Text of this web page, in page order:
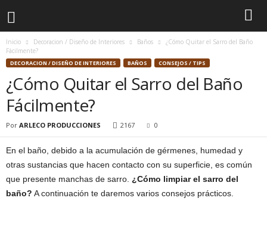
Inicio Decoracion / Diseño de Interiores Baños
¿Cómo Quitar el Sarro del Baño
Fácilmente?
DECORACION / DISEÑO DE INTERIORES BAÑOS CONSEJOS / TIPS
¿Cómo Quitar el Sarro del Baño
Fácilmente?
Por ARLECO PRODUCCIONES 2167 0
En el baño, debido a la acumulación de gérmenes, humedad y
otras sustancias que hacen contacto con su superficie, es común
que presente manchas de sarro. ¿Cómo limpiar el sarro del
baño? A continuación te daremos varios consejos prácticos.